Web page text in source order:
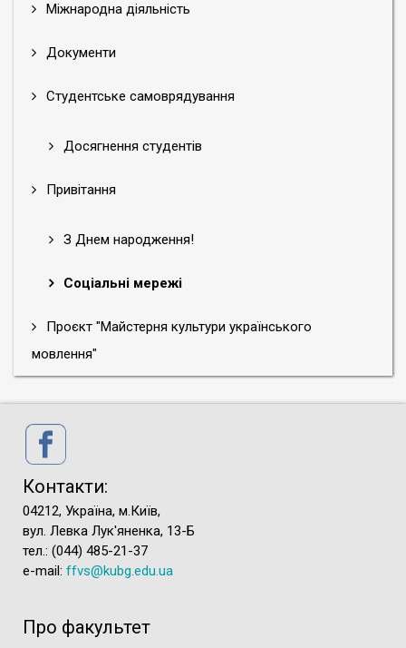
Міжнародна діяльність
Документи
Студентське самоврядування
Досягнення студентів
Привітання
З Днем народження!
Соціальні мережі
Проєкт "Майстерня культури українського
мовлення"
Контакти:
04212, Україна, м.Київ,
вул. Левка Лук'яненка, 13-Б
тел.: (044) 485-21-37
e-mail: ffvs@kubg.edu.ua
Про факультет